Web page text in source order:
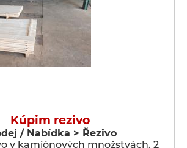
Kúpim rezivo
/ Nabídka > Řezivo
v kamiónových množstvách. 2